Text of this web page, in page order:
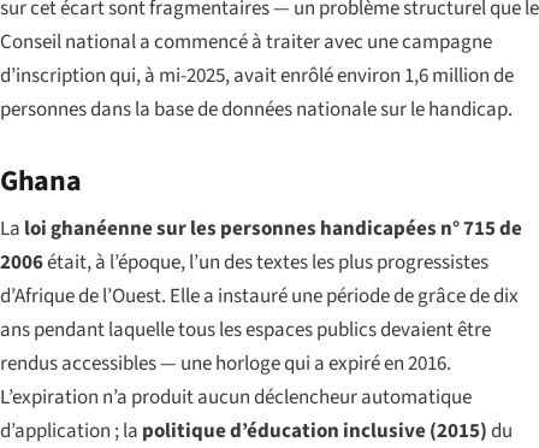
sur cet écart sont fragmentaires — un problème structurel que le
Conseil national a commencé à traiter avec une campagne
d’inscription qui, à mi-2025, avait enrôlé environ 1,6 million de
personnes dans la base de données nationale sur le handicap.
Ghana
La loi ghanéenne sur les personnes handicapées n° 715 de
2006était, à l’époque, l’un des textes les plus progressistes
d’Afrique de l’Ouest. Elle a instauré une période de grâce de dix
ans pendant laquelle tous les espaces publics devaient être
rendus accessibles — une horloge qui a expiré en 2016.
L’expiration n’a produit aucun déclencheur automatique
d’application ; la politique d’éducation inclusive (2015)du